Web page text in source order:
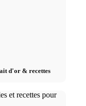
d'or & recettes